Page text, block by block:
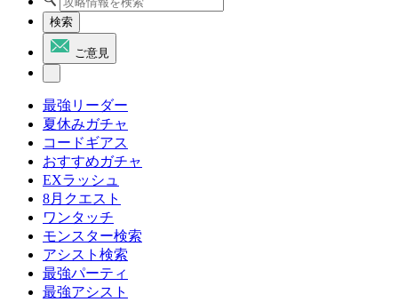
検索
ご意見
最強リーダー
夏休みガチャ
コードギアス
おすすめガチャ
EXラッシュ
8月クエスト
ワンタッチ
モンスター検索
アシスト検索
最強パーティ
最強アシスト